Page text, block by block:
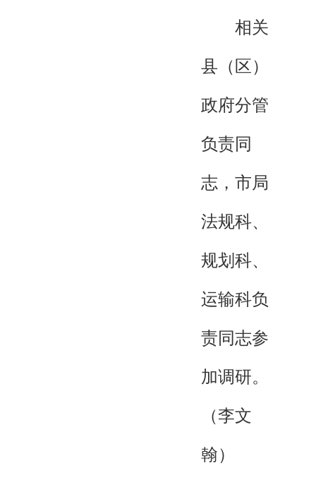
相关
县（区）
政府分管
负责同
志，市局
法规科、
规划科、
运输科负
责同志参
加调研。
（李文
翰）